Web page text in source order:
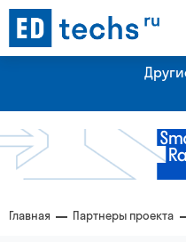
Главная Партнеры проекта